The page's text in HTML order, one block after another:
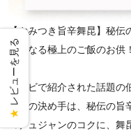
【やみつき旨辛舞昆】秘伝
セになる極上のご飯のお供！
テレビで紹介された話題の
旨味の決め手は、秘伝の旨
コチュジャンのコクに、舞
★
レビューを見る